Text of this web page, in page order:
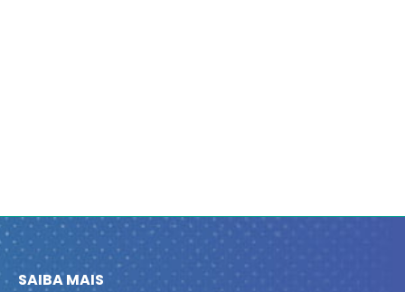
SAIBA MAIS